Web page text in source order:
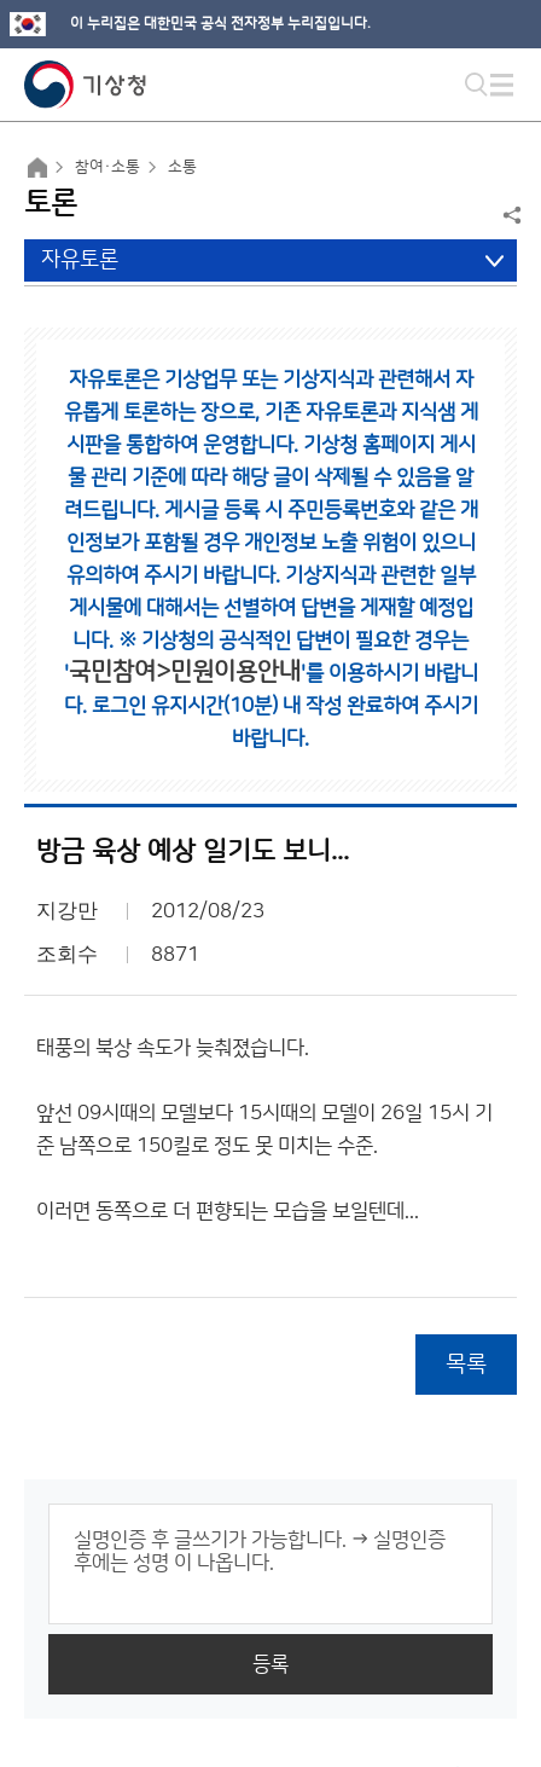
이 누리집은 대한민국 공식 전자정부 누리집입니다.
참여·소통 소통
토론
자유토론
자유토론은 기상업무 또는 기상지식과 관련해서 자
유롭게 토론하는 장으로, 기존 자유토론과 지식샘 게
시판을 통합하여 운영합니다. 기상청 홈페이지 게시
물 관리 기준에 따라 해당 글이 삭제될 수 있음을 알
려드립니다. 게시글 등록 시 주민등록번호와 같은 개
인정보가 포함될 경우 개인정보 노출 위험이 있으니
유의하여 주시기 바랍니다. 기상지식과 관련한 일부
게시물에 대해서는 선별하여 답변을 게재할 예정입
니다. ※ 기상청의 공식적인 답변이 필요한 경우는
'국민참여>민원이용안내 '를 이용하시기 바랍니
다. 로그인 유지시간(10분) 내 작성 완료하여 주시기
바랍니다.
방금 육상 예상 일기도 보니...
지강만 2012/08/23
조회수 8871
태풍의 북상 속도가 늦춰졌습니다.
앞선 09시때의 모델보다 15시때의 모델이 26일 15시 기
준 남쪽으로 150킬로 정도 못 미치는 수준.
이러면 동쪽으로 더 편향되는 모습을 보일텐데...
목록
등록